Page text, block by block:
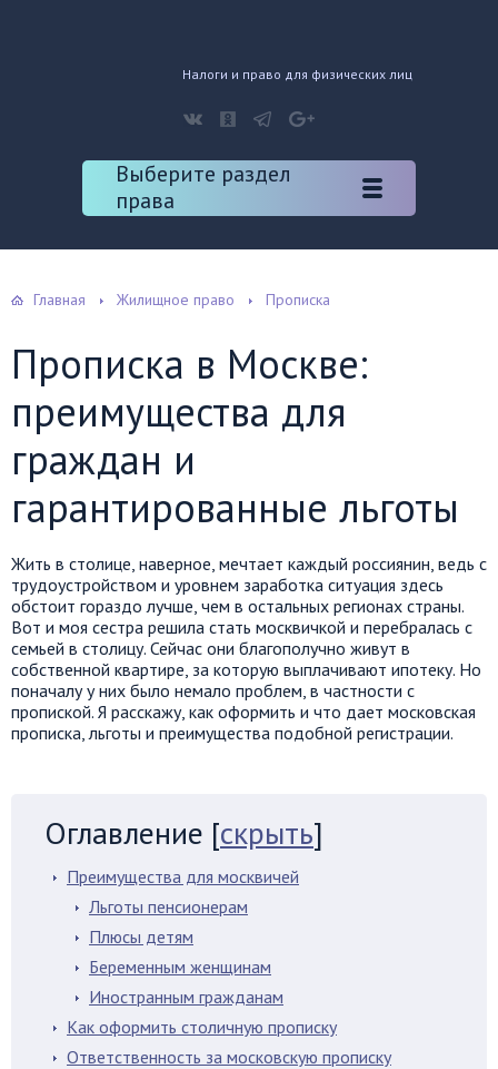
Налоги и право для физических лиц
Выберите раздел
права
Главная Жилищное право Прописка
Прописка в Москве:
преимущества для
граждан и
гарантированные льготы
Жить в столице, наверное, мечтает каждый россиянин, ведь с
трудоустройством и уровнем заработка ситуация здесь
обстоит гораздо лучше, чем в остальных регионах страны.
Вот и моя сестра решила стать москвичкой и перебралась с
семьей в столицу. Сейчас они благополучно живут в
собственной квартире, за которую выплачивают ипотеку. Но
поначалу у них было немало проблем, в частности с
пропиской. Я расскажу, как оформить и что дает московская
прописка, льготы и преимущества подобной регистрации.
Оглавление [скрыть]
Преимущества для москвичей
Льготы пенсионерам
Плюсы детям
Беременным женщинам
Иностранным гражданам
Как оформить столичную прописку
Ответственность за московскую прописку